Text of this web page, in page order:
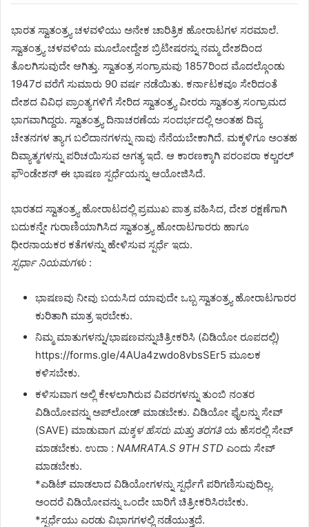
ಭಾರತ ಸ್ವಾತಂತ್ರ್ಯ ಚಳವಳಿಯು ಅನೇಕ ಚಾರಿತ್ರಿಕ ಹೋರಾಟಗಳ ಸರಮಾಲೆ.
ಸ್ವಾತಂತ್ರ್ಯ ಚಳವಳಿಯ ಮೂಲೋದ್ದೇಶ ಬ್ರಿಟೀಷರನ್ನು ನಮ್ಮ ದೇಶದಿಂದ
ತೊಲಗಿಸುವುದೇ ಆಗಿತ್ತು. ಸ್ವಾತಂತ್ರ ಸಂಗ್ರಾಮವು 1857ರಿಂದ ಮೊದಲ್ಗೊಂಡು
1947ರ ವರೆಗೆ ಸುಮಾರು 90 ವರ್ಷ ನಡೆಯಿತು. ಕರ್ನಾಟಕವೂ ಸೇರಿದಂತೆ
ದೇಶದ ವಿವಿಧ ಪ್ರಾಂತ್ಯಗಳಿಗೆ ಸೇರಿದ ಸ್ವಾತಂತ್ರ್ಯ ವೀರರು ಸ್ವಾತಂತ್ರ ಸಂಗ್ರಾಮದ
ಭಾಗವಾಗಿದ್ದರು. ಸ್ವಾತಂತ್ರ್ಯ ದಿನಾಚರಣೆಯ ಸಂದರ್ಭದಲ್ಲಿ ಅಂತಹ ದಿವ್ಯ
ಚೇತನಗಳ ತ್ಯಾಗ ಬಲಿದಾನಗಳನ್ನು ನಾವು ನೆನೆಯಬೇಕಾಗಿದೆ. ಮಕ್ಕಳಿಗೂ ಅಂತಹ
ದಿವ್ಯಾತ್ಮಗಳನ್ನು ಪರಿಚಯಿಸುವ ಅಗತ್ಯ ಇದೆ. ಆ ಕಾರಣಕ್ಕಾಗಿ ಪರಂಪರಾ ಕಲ್ಚರಲ್
ಫೌಂಡೇಶನ್ ಈ ಭಾಷಣ ಸ್ಪರ್ಧೆಯನ್ನು ಆಯೋಜಿಸಿದೆ.
ಭಾರತದ ಸ್ವಾತಂತ್ರ್ಯ ಹೋರಾಟದಲ್ಲಿ ಪ್ರಮುಖ ಪಾತ್ರ ವಹಿಸಿದ, ದೇಶ ರಕ್ಷಣೆಗಾಗಿ
ಬದುಕನ್ನೇ ಗುರಾಣಿಯಾಗಿಸಿದ ಸ್ವಾತಂತ್ರ್ಯ ಹೋರಾಟಗಾರರು ಹಾಗೂ
ಧೀರನಾಯಕರ ಕತೆಗಳನ್ನು ಹೇಳಿಸುವ ಸ್ಪರ್ಧೆ ಇದು.
ಸ್ಪರ್ಧಾ ನಿಯಮಗಳು :
ಭಾಷಣವು ನೀವು ಬಯಸಿದ ಯಾವುದೇ ಒಬ್ಬ ಸ್ವಾತಂತ್ರ್ಯ ಹೋರಾಟಗಾರರ
ಕುರಿತಾಗಿ ಮಾತ್ರ ಇರಬೇಕು.
ನಿಮ್ಮ ಮಾತುಗಳನ್ನು/ಭಾಷಣವನ್ನುಚಿತ್ರೀಕರಿಸಿ (ವಿಡಿಯೋ ರೂಪದಲ್ಲಿ)
https://forms.gle/4AUa4zwdo8vbsSEr5 ಮೂಲಕ
ಕಳಿಸಬೇಕು.
ಕಳಿಸುವಾಗ ಅಲ್ಲಿ ಕೇಳಲಾಗಿರುವ ವಿವರಗಳನ್ನು ತುಂಬಿ ನಂತರ
ವಿಡಿಯೋವನ್ನು ಅಪ್‌ಲೋಡ್‌ ಮಾಡಬೇಕು. ವಿಡಿಯೋ ಫೈಲನ್ನು ಸೇವ್‌
(SAVE) ಮಾಡುವಾಗ ಮಕ್ಕಳ ಹೆಸರು ಮತ್ತು ತರಗತಿಯ ಹೆಸರಲ್ಲಿ ಸೇವ್‌
ಮಾಡಬೇಕು. ಉದಾ : NAMRATA.S 9TH STD ಎಂದು ಸೇವ್‌
ಮಾಡಬೇಕು.
*ಎಡಿಟ್ ಮಾಡಲಾದ ವಿಡಿಯೋಗಳನ್ನು ಸ್ಪರ್ಧೆಗೆ ಪರಿಗಣಿಸುವುದಿಲ್ಲ.
ಅಂದರೆ ವಿಡಿಯೋವನ್ನು ಒಂದೇ ಬಾರಿಗೆ ಚಿತ್ರೀಕರಿಸಿರಬೇಕು.
*ಸ್ಪರ್ಧೆಯು ಎರಡು ವಿಭಾಗಗಳಲ್ಲಿ ನಡೆಯುತ್ತದೆ.